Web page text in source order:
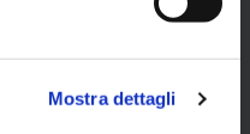
Mostra dettagli